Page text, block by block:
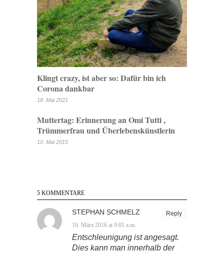
Klingt crazy, ist aber so: Dafür bin ich
Corona dankbar
18. Mai 2021
Muttertag: Erinnerung an Omi Tutti ,
Trümmerfrau und Überlebenskünstlerin
10. Mai 2015
5 KOMMENTARE
Reply
STEPHAN SCHMELZ
16. März 2016 at 9:01 a.m.
Entschleunigung ist angesagt.
Dies kann man innerhalb der